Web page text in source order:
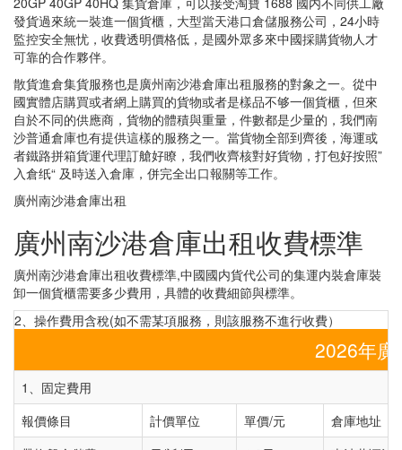
發貨過來統一裝進一個貨櫃，大型當天港口倉儲服務公司，24小時
監控安全無忧，收費透明價格低，是國外眾多來中國採購貨物人才
可靠的合作夥伴。
散貨進倉集貨服務也是廣州南沙港倉庫出租服務的對象之一。從中
國實體店購買或者網上購買的貨物或者是樣品不够一個貨櫃，但來
自於不同的供應商，貨物的體積與重量，件數都是少量的，我們南
沙普通倉庫也有提供這樣的服務之一。當貨物全部到齊後，海運或
者鐵路拼箱貨運代理訂艙好瞭，我們收齊核對好貨物，打包好按照”
入倉纸“ 及時送入倉庫，併完全出口報關等工作。
廣州南沙港倉庫出租
廣州南沙港倉庫出租收費標準
廣州南沙港倉庫出租收費標準,中國國内貨代公司的集運内裝倉庫裝
卸一個貨櫃需要多少費用，具體的收費細節與標準。
2、操作費用含稅(如不需某項服務，則該服務不進行收費）
2026年廣
1、固定費用
報價條目
計價單位 單價/元
倉庫地址